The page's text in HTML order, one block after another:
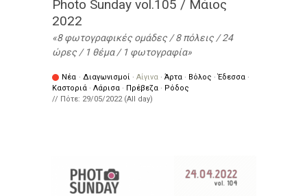
Photo Sunday vol.105 / Μάιος
2022
8 φωτογραφικές ομάδες / 8 πόλεις / 24
ώρες / 1 θέμα / 1 φωτογραφία
Νέα · Διαγωνισμοί · Αίγινα · Άρτα · Βόλος ·Έδεσσα ·
Καστοριά · Λάρισα · Πρέβεζα · Ρόδος
// Πότε: 29/05/2022 (All day)